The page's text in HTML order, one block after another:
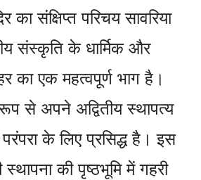
का संक्षिप्त परिचय सावरिया
संस्कृति के धार्मिक और
का एक महत्वपूर्ण भाग है।
से अपने अद्वितीय स्थापत्य
के लिए प्रसिद्ध है। इस
की पृष्ठभूमि में गहरी